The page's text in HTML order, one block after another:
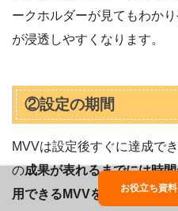
ークホルダーが見てもわか
が浸透しやすくなります。
②設定の期間
MVVは設定後すぐに達成で
の成果が表れるまでには時
用できるMVVを策定しまし
お役立ち資